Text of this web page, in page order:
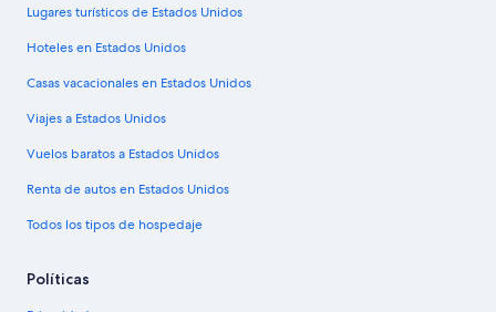
Lugares turísticos de Estados Unidos
Hoteles en Estados Unidos
Casas vacacionales en Estados Unidos
Viajes a Estados Unidos
Vuelos baratos a Estados Unidos
Renta de autos en Estados Unidos
Todos los tipos de hospedaje
Políticas